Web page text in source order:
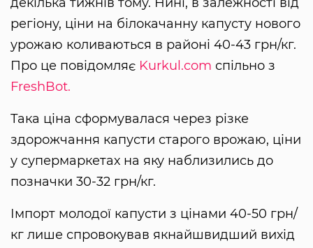
регіону, ціни на білокачанну капусту нового
урожаю коливаються в районі 40-43 грн/кг.
Про це повідомляє Kurkul.com спільно з
FreshBot.
Така ціна сформувалася через різке
здорожчання капусти старого врожаю, ціни
у супермаркетах на яку наблизились до
позначки 30-32 грн/кг.
Імпорт молодої капусти з цінами 40-50 грн/
кг лише спровокував якнайшвидший вихід